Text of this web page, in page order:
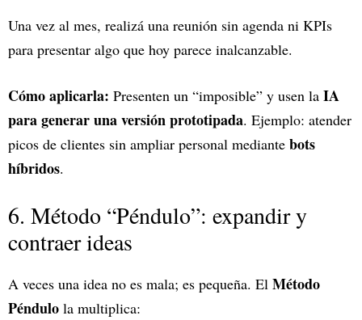
Una vez al mes, realizá una reunión sin agenda ni KPIs
para presentar algo que hoy parece inalcanzable.
Cómo aplicarla: Presenten un “imposible” y usen la IA
para generar una versión prototipada. Ejemplo: atender
picos de clientes sin ampliar personal mediante bots
híbridos.
6. Método “Péndulo”: expandir y
contraer ideas
A veces una idea no es mala; es pequeña. El Método
Péndulo la multiplica: